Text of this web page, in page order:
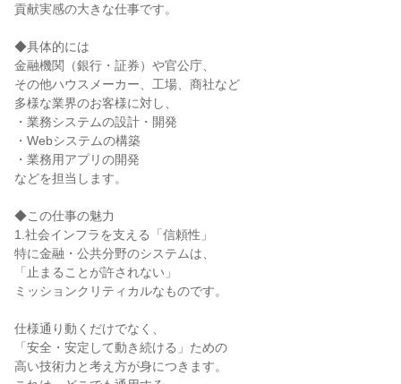
貢献実感の大きな仕事です。
◆具体的には
金融機関（銀行・証券）や官公庁、
その他ハウスメーカー、工場、商社など
多様な業界のお客様に対し、
・業務システムの設計・開発
・Webシステムの構築
・業務用アプリの開発
などを担当します。
◆この仕事の魅力
1.社会インフラを支える「信頼性」
特に金融・公共分野のシステムは、
「止まることが許されない」
ミッションクリティカルなものです。
仕様通り動くだけでなく、
「安全・安定して動き続ける」ための
高い技術力と考え方が身につきます。